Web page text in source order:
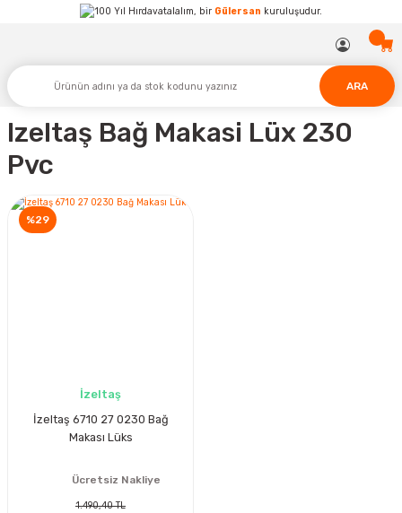
Hırdavatalalım, bir Gülersan kuruluşudur.
ARA
Izeltaş Bağ Makasi Lüx 230
Pvc
%29
İzeltaş
İzeltaş 6710 27 0230 Bağ
Makası Lüks
Ücretsiz Nakliye
1.490,40 TL